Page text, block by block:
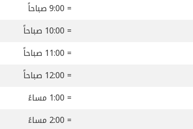
= 9:00 صباحاً
= 10:00 صباحاً
= 11:00 صباحاً
= 12:00 صباحاً
= 1:00 مساءً
= 2:00 مساءً